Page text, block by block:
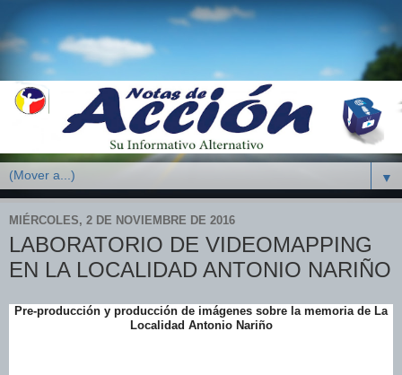
▼
MIÉRCOLES, 2 DE NOVIEMBRE DE 2016
LABORATORIO DE VIDEOMAPPING
EN LA LOCALIDAD ANTONIO NARIÑO
Pre-producción y producción de imágenes sobre la memoria de La
Localidad Antonio Nariño